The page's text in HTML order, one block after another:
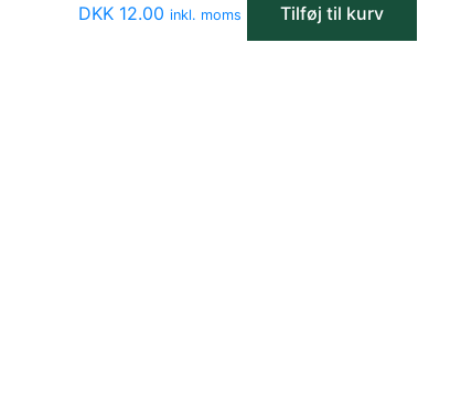
DKK 12.00 inkl. moms Tilføj til kurv